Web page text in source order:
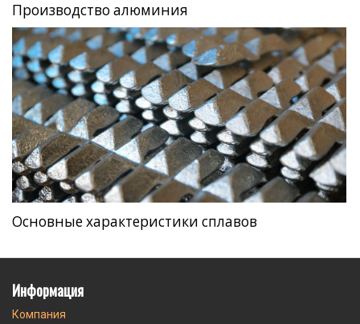
Производство алюминия
Основные характеристики сплавов
Информация
Компания